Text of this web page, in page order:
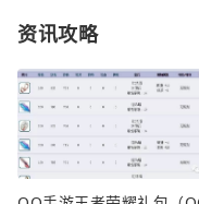
资讯攻略